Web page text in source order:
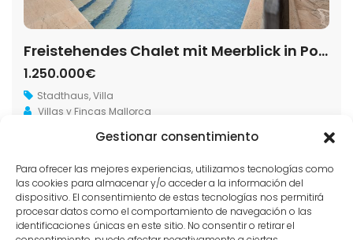
Gestionar consentimiento
Para ofrecer las mejores experiencias, utilizamos tecnologías como
las cookies para almacenar y/o acceder a la información del
dispositivo. El consentimiento de estas tecnologías nos permitirá
procesar datos como el comportamiento de navegación o las
identificaciones únicas en este sitio. No consentir o retirar el
Freistehendes Chalet mit Meerblick in Portocolom: 490 m² und Pool
1.250.000€
Stadthaus,Villa
Villas y Fincas Mallorca
4
1 2 … 9 Weiter